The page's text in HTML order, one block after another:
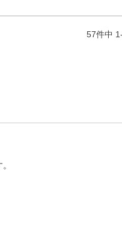
57件中 1-